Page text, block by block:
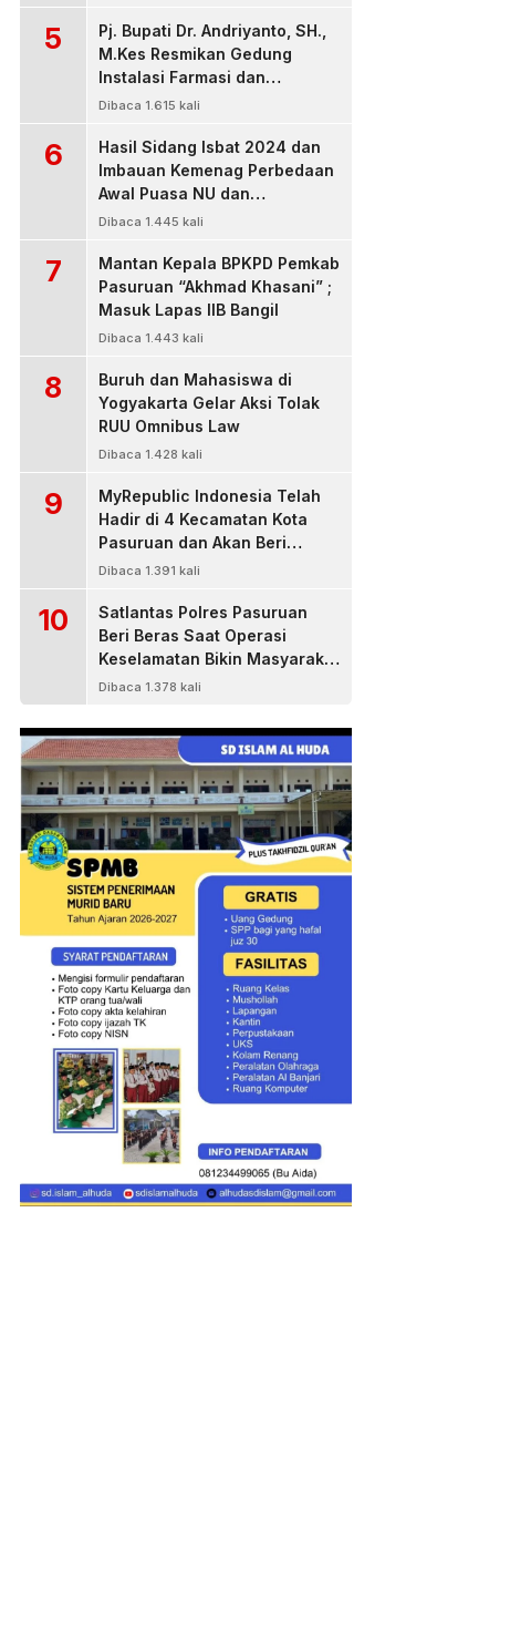
5
Pj. Bupati Dr. Andriyanto, SH.,
M.Kes Resmikan Gedung
Instalasi Farmasi dan
Dropzone IGD, RSUD Bangil
Dibaca 1.615 kali
6
Hasil Sidang Isbat 2024 dan
Imbauan Kemenag Perbedaan
Awal Puasa NU dan
Muhamadiyah
Dibaca 1.445 kali
7
Mantan Kepala BPKPD Pemkab
Pasuruan “Akhmad Khasani” ;
Masuk Lapas IIB Bangil
Dibaca 1.443 kali
8
Buruh dan Mahasiswa di
Yogyakarta Gelar Aksi Tolak
RUU Omnibus Law
Dibaca 1.428 kali
9
MyRepublic Indonesia Telah
Hadir di 4 Kecamatan Kota
Pasuruan dan Akan Beri
Pelayanan Terbaik Untuk
Dibaca 1.391 kali
10
Satlantas Polres Pasuruan
Beri Beras Saat Operasi
Keselamatan Bikin Masyarakat
Senang
Dibaca 1.378 kali